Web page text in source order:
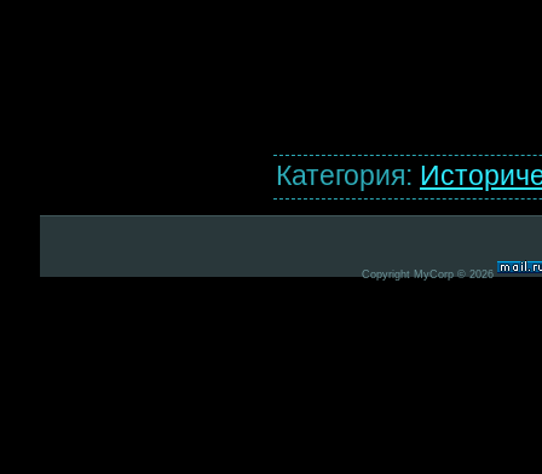
Категория:
Copyright MyCorp © 2026